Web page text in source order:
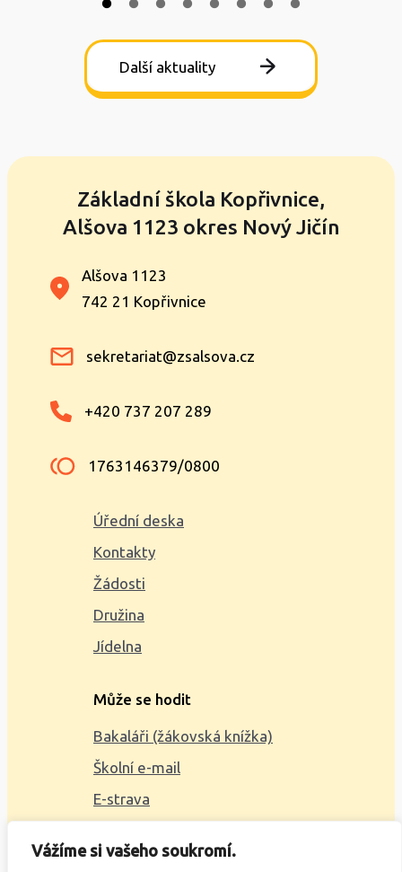
Vážíme si vašeho soukromí.
Další aktuality
Základní škola Kopřivnice,
Alšova 1123 okres Nový Jičín
Alšova 1123
742 21 Kopřivnice
sekretariat@zsalsova.cz
+420 737 207 289
1763146379/0800
Úřední deska
Kontakty
Žádosti
Družina
Jídelna
Může se hodit
Bakaláři (žákovská knížka)
Školní e-mail
E-strava